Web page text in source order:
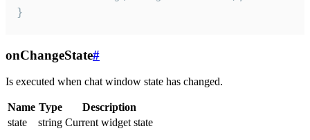
}
onChangeState#
Is executed when chat window state has changed.
Name Type
Description
state
string Current widget state